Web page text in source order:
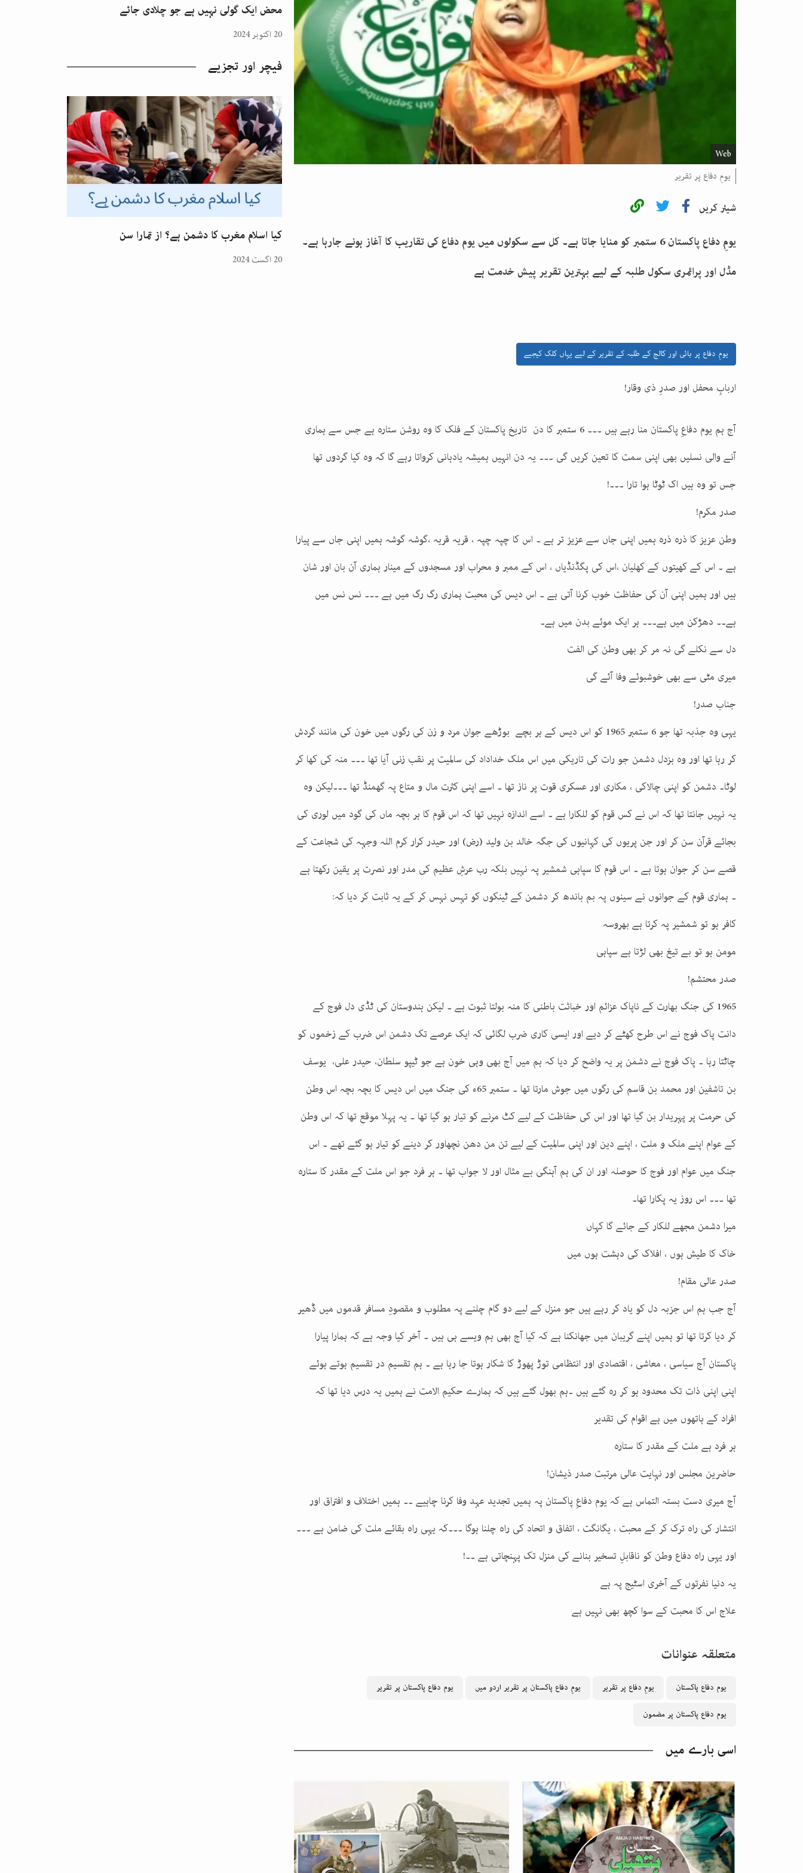
Web
یومِ دفاع پر تقریر
شیئر کریں
یومِ دفاع پاکستان 6 ستمبر کو منایا جاتا ہے۔ کل سے سکولوں میں یوم دفاع کی تقاریب کا آغاز ہونے جارہا ہے۔
مڈل اور پرائمری سکول طلبہ کے لیے بہترین تقریر پیش خدمت ہے
یومِ دفاع پر ہائی اور کالج کے طلبہ کے تقریر کے لیے یہاں کلک کیجیے
اربابِ محفل اور صدرِ ذی وقار!
آج ہم یوم دفاعِ پاکستان منا رہے ہیں ۔۔۔ 6 ستمبر کا دن تاریخ پاکستان کے فلک کا وہ روشن ستارہ ہے جس سے ہماری
آنے والی نسلیں بھی اپنی سمت کا تعین کریں گی ۔۔۔ یہ دن انہیں ہمیشہ یادہانی کرواتا رہے گا کہ وہ کیا گردوں تھا
جس تو وہ ہیں اک ٹوٹا ہوا تارا ۔۔۔!
صدر مکرم!
وطن عزیز کا ذرہ ذرہ ہمیں اپنی جاں سے عزیز تر ہے ۔ اس کا چپہ چپہ ، قریہ قریہ ،گوشہ گوشہ ہمیں اپنی جاں سے پیارا
ہے ۔ اس کے کھیتوں کے کھلیان ،اس کی پگڈنڈیاں ، اس کے ممبر و محراب اور مسجدوں کے مینار ہماری آن بان اور شان
ہیں اور ہمیں اپنی آن کی حفاظت خوب کرنا آتی ہے ۔ اس دیس کی محبت ہماری رگ رگ میں ہے ۔۔۔ نس نس میں
ہے۔۔ دھڑکن میں ہے۔۔۔ ہر ایک موئے بدن میں ہے۔
دل سے نکلے گی نہ مر کر بھی وطن کی الفت
میری مٹی سے بھی خوشبوئے وفا آئے گی
جناب صدر!
یہی وہ جذبہ تھا جو 6 ستمبر 1965 کو اس دیس کے ہر بچے بوڑھے جوان مرد و زن کی رگوں میں خون کی مانند گردش
کر رہا تھا اور وہ بزدل دشمن جو رات کی تاریکی میں اس ملک خداداد کی سالمیت پر نقب زنی آیا تھا ۔۔۔ منہ کی کھا کر
لوٹا۔ دشمن کو اپنی چالاکی ، مکاری اور عسکری قوت پر ناز تھا ۔ اسے اپنی کثرت مال و متاع پہ گھمنڈ تھا ۔۔۔لیکن وہ
یہ نہیں جانتا تھا کہ اس نے کس قوم کو للکارا ہے ۔ اسے اندازہ نہیں تھا کہ اس قوم کا ہر بچہ ماں کی گود میں لوری کی
بجائے قرآن سن کر اور جن پریوں کی کہانیوں کی جگہ خالد بن ولید (رض) اور حیدر کرار کرم اللہ وجہہ کی شجاعت کے
قصے سن کر جوان ہوتا ہے ۔ اس قوم کا سپاہی شمشیر پہ نہیں بلکہ رب عرشِ عظیم کی مدر اور نصرت پر یقین رکھتا ہے
۔ ہماری قوم کے جوانوں نے سینوں پہ بم باندھ کر دشمن کے ٹینکوں کو تہس نہس کر کے یہ ثابت کر دیا کہ:
کافر ہو تو شمشیر پہ کرتا ہے بھروسہ
مومن ہو تو بے تیغ بھی لڑتا ہے سپاہی
صدر محتشم!
1965 کی جنگ بھارت کے ناپاک عزائم اور خباثت باطنی کا منہ بولتا ثبوت ہے ۔ لیکن ہندوستان کی ٹڈی دل فوج کے
دانت پاک فوج نے اس طرح کھٹے کر دیے اور ایسی کاری ضرب لگائی کہ ایک عرصے تک دشمن اس ضرب کے زخموں کو
چاٹتا رہا ۔ پاک فوج نے دشمن پر یہ واضح کر دیا کہ ہم میں آج بھی وہی خون ہے جو ٹیپو سلطان، حیدر علی، یوسف
بن تاشفین اور محمد بن قاسم کی رگوں میں جوش مارتا تھا ۔ ستمبر 65ء کی جنگ میں اس دیس کا بچہ بچہ اس وطن
کی حرمت پر پہریدار بن گیا تھا اور اس کی حفاظت کے لیے کٹ مرنے کو تیار ہو گیا تھا ۔ یہ پہلا موقع تھا کہ اس وطن
کے عوام اپنے ملک و ملت ، اپنے دین اور اپنی سالمیت کے لیے تن من دھن نچھاور کر دینے کو تیار ہو گئے تھے ۔ اس
جنگ میں عوام اور فوج کا حوصلہ اور ان کی ہم آہنگی بے مثال اور لا جواب تھا ۔ ہر فرد جو اس ملت کے مقدر کا ستارہ
تھا ۔۔۔ اس روز یہ پکارا تھا۔
میرا دشمن مجھے للکار کے جائے گا کہاں
خاک کا طیش ہوں ، افلاک کی دہشت ہوں میں
صدر عالی مقام!
آج جب ہم اس جزبہ دل کو یاد کر رہے ہیں جو منزل کے لیے دو گام چلنے پہ مطلوب و مقصودِ مسافر قدموں میں ڈھیر
کر دیا کرتا تھا تو ہمیں اپنے گریبان میں جھانکنا ہے کہ کیا آج بھی ہم ویسے ہی ہیں ۔ آخر کیا وجہ ہے کہ ہمارا پیارا
پاکستان آج سیاسی ، معاشی ، اقتصادی اور انتظامی توڑ پھوڑ کا شکار ہوتا جا رہا ہے ۔ ہم تقسیم در تقسیم ہوتے ہوئے
اپنی اپنی ذات تک محدود ہو کر رہ گئے ہیں ۔ہم بھول گئے ہیں کہ ہمارے حکیم الامت نے ہمیں یہ درس دیا تھا کہ
افراد کے ہاتھوں میں ہے اقوام کی تقدیر
ہر فرد ہے ملت کے مقدر کا ستارہ
حاضرین مجلس اور نہایت عالی مرتبت صدر ذیشان!
آج میری دست بستہ التماس ہے کہ یوم دفاعِ پاکستان پہ ہمیں تجدید عہد وفا کرنا چاہیے ۔۔ ہمیں اختلاف و افتراق اور
انتشار کی راہ ترک کر کے محبت ، یگانگت ، اتفاق و اتحاد کی راہ چلنا ہوگا ۔۔۔کہ یہی راہ بقائے ملت کی ضامن ہے ۔۔۔
اور یہی راہ دفاع وطن کو ناقابلِ تسخیر بنانے کی منزل تک پہنچاتی ہے ۔۔!
یہ دنیا نفرتوں کے آخری اسٹیج پہ ہے
علاج اس کا محبت کے سوا کچھ بھی نہیں ہے
متعلقہ عنوانات
یوم دفاع پاکستان یومِ دفاع پر تقریر یومِ دفاع پاکستان پر تقریر اردو میں یوم دفاع پاکستان پر تقریر
یوم دفاع پاکستان پر مضمون
اسی بارے میں
محض ایک گولی نہیں ہے جو چلادی جائے
20 اکتوبر 2024
فیچر اور تجزیے
کیا اسلام مغرب کا دشمن ہے؟ از تمارا سن
20 اگست 2024